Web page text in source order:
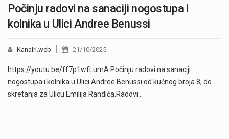
Počinju radovi na sanaciji nogostupa i
kolnika u Ulici Andree Benussi
Kanalri.web 21/10/2025
https://youtu.be/ff7p1wfLumA Počinju radovi na sanaciji
nogostupa i kolnika u Ulici Andree Benussi od kućnog broja 8, do
skretanja za Ulicu Emilija Randića.Radovi…